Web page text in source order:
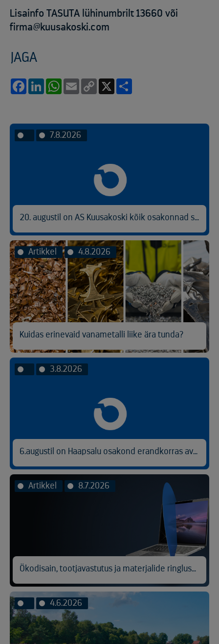
Lisainfo TASUTA lühinumbrilt 13660 või
firma@kuusakoski.com
JAGA
FacebookLinkedInWhatsApp
Email
Copy
7.8.2026
20. augustil on AS Kuusakoski kõik osakonnad suletud
Artikkel 4.8.2026
Kuidas erinevaid vanametalli liike ära tunda?
3.8.2026
6.augustil on Haapsalu osakond erandkorras avatud kl 9.00-14.30.
Artikkel 8.7.2026
4.6.2026